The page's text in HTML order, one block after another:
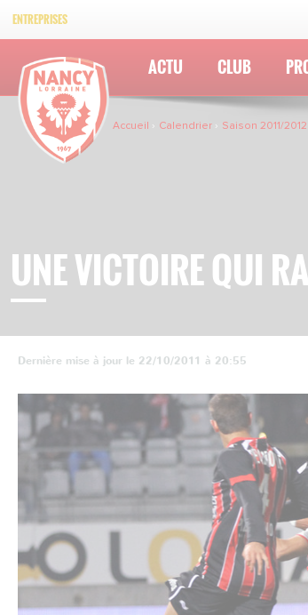
ENTREPRISES
ACTU CLUB
Accueil Calendrier Saison 2011/2012
UNE VICTOIRE QUI
Dernière mise à jour le 22/10/2011 à 20:55